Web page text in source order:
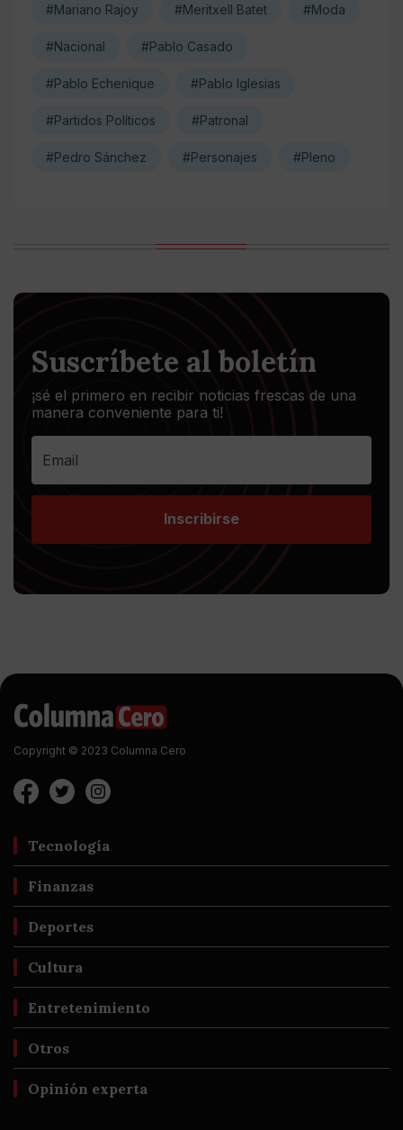
#Mariano Rajoy #Meritxell Batet #Moda
#Nacional #Pablo Casado
#Pablo Echenique #Pablo Iglesias
#Partidos Políticos #Patronal
#Pedro Sánchez #Personajes #Pleno
Suscríbete al boletín
¡sé el primero en recibir noticias frescas de una
manera conveniente para ti!
Inscribirse
Copyright © 2023 Columna Cero
Tecnología
Finanzas
Deportes
Cultura
Entretenimiento
Otros
Opinión experta